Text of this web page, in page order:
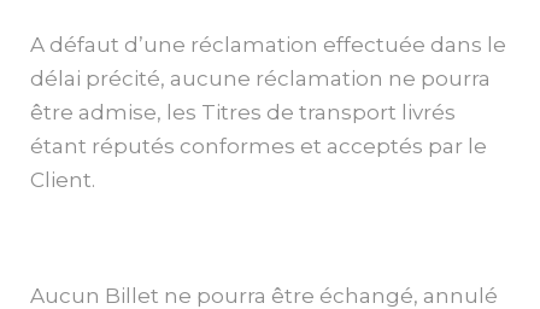
A défaut d’une réclamation effectuée dans le
délai précité, aucune réclamation ne pourra
être admise, les Titres de transport livrés
étant réputés conformes et acceptés par le
Client.
Aucun Billet ne pourra être échangé, annulé